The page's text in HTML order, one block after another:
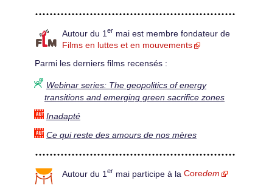
Autour du 1 er mai est membre fondateur de
Films en luttes et en mouvements
Parmi les derniers films recensés :
Webinar series: The geopolitics of energy
transitions and emerging green sacrifice zones
Inadapté
Ce qui reste des amours de nos mères
Autour du 1 er mai participe à la Coredem